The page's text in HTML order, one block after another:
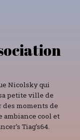
Nicolsky qui
petite ville de
des moments de
cool et
Tiag’s64.